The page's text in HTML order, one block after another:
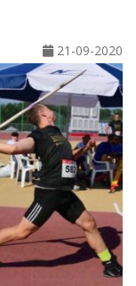
21-09-2020